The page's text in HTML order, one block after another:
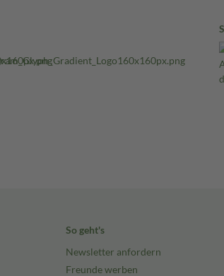
So geht's
Newsletter anfordern
Freunde werben